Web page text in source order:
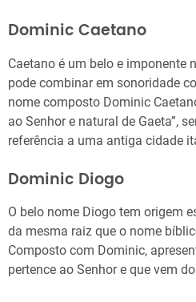
Dominic Caetano
Caetano é um belo e imponente
pode combinar em sonoridade
nome composto Dominic
ao Senhor e natural de Gaeta”,
referência a uma antiga cidade
Dominic Diogo
O belo nome Diogo tem origem
da mesma raiz que o nome
Composto com Dominic,
pertence ao Senhor e que vem